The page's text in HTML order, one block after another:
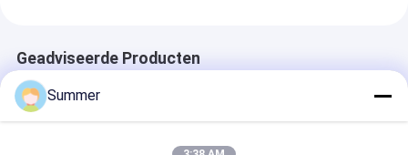
Geadviseerde Producten
Summer